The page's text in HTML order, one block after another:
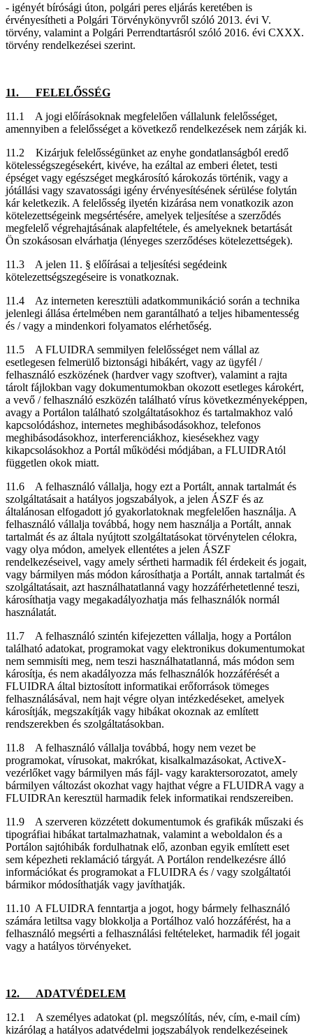
- igényét bírósági úton, polgári peres eljárás keretében is
érvényesítheti a Polgári Törvénykönyvről szóló 2013. évi V.
törvény, valamint a Polgári Perrendtartásról szóló 2016. évi CXXX.
törvény rendelkezései szerint.
11. FELELŐSSÉG
11.1 A jogi előírásoknak megfelelően vállalunk felelősséget,
amennyiben a felelősséget a következő rendelkezések nem zárják ki.
11.2 Kizárjuk felelősségünket az enyhe gondatlanságból eredő
kötelességszegésekért, kivéve, ha ezáltal az emberi életet, testi
épséget vagy egészséget megkárosító károkozás történik, vagy a
jótállási vagy szavatossági igény érvényesítésének sérülése folytán
kár keletkezik. A felelősség ilyetén kizárása nem vonatkozik azon
kötelezettségeink megsértésére, amelyek teljesítése a szerződés
megfelelő végrehajtásának alapfeltétele, és amelyeknek betartását
Ön szokásosan elvárhatja (lényeges szerződéses kötelezettségek).
11.3 A jelen 11. § előírásai a teljesítési segédeink
kötelezettségszegéseire is vonatkoznak.
11.4 Az interneten keresztüli adatkommunikáció során a technika
jelenlegi állása értelmében nem garantálható a teljes hibamentesség
és / vagy a mindenkori folyamatos elérhetőség.
11.5 A FLUIDRA semmilyen felelősséget nem vállal az
esetlegesen felmerülő biztonsági hibákért, vagy az ügyfél /
felhasználó eszközének (hardver vagy szoftver), valamint a rajta
tárolt fájlokban vagy dokumentumokban okozott esetleges károkért,
a vevő / felhasználó eszközén található vírus következményeképpen,
avagy a Portálon található szolgáltatásokhoz és tartalmakhoz való
kapcsolódáshoz, internetes meghibásodásokhoz, telefonos
meghibásodásokhoz, interferenciákhoz, kiesésekhez vagy
kikapcsolásokhoz a Portál működési módjában, a FLUIDRAtól
független okok miatt.
11.6 A felhasználó vállalja, hogy ezt a Portált, annak tartalmát és
szolgáltatásait a hatályos jogszabályok, a jelen ÁSZF és az
általánosan elfogadott jó gyakorlatoknak megfelelően használja. A
felhasználó vállalja továbbá, hogy nem használja a Portált, annak
tartalmát és az általa nyújtott szolgáltatásokat törvénytelen célokra,
vagy olya módon, amelyek ellentétes a jelen ÁSZF
rendelkezéseivel, vagy amely sértheti harmadik fél érdekeit és jogait,
vagy bármilyen más módon károsíthatja a Portált, annak tartalmát és
szolgáltatásait, azt használhatatlanná vagy hozzáférhetetlenné teszi,
károsíthatja vagy megakadályozhatja más felhasználók normál
használatát.
11.7 A felhasználó szintén kifejezetten vállalja, hogy a Portálon
található adatokat, programokat vagy elektronikus dokumentumokat
nem semmisíti meg, nem teszi használhatatlanná, más módon sem
károsítja, és nem akadályozza más felhasználók hozzáférését a
FLUIDRA által biztosított informatikai erőforrások tömeges
felhasználásával, nem hajt végre olyan intézkedéseket, amelyek
károsítják, megszakítják vagy hibákat okoznak az említett
rendszerekben és szolgáltatásokban.
11.8 A felhasználó vállalja továbbá, hogy nem vezet be
programokat, vírusokat, makrókat, kisalkalmazásokat, ActiveX-
vezérlőket vagy bármilyen más fájl- vagy karaktersorozatot, amely
bármilyen változást okozhat vagy hajthat végre a FLUIDRA vagy a
FLUIDRAn keresztül harmadik felek informatikai rendszereiben.
11.9 A szerveren közzétett dokumentumok és grafikák műszaki és
tipográfiai hibákat tartalmazhatnak, valamint a weboldalon és a
Portálon sajtóhibák fordulhatnak elő, azonban egyik említett eset
sem képezheti reklamáció tárgyát. A Portálon rendelkezésre álló
információkat és programokat a FLUIDRA és / vagy szolgáltatói
bármikor módosíthatják vagy javíthatják.
11.10 A FLUIDRA fenntartja a jogot, hogy bármely felhasználó
számára letiltsa vagy blokkolja a Portálhoz való hozzáférést, ha a
felhasználó megsérti a felhasználási feltételeket, harmadik fél jogait
vagy a hatályos törvényeket.
12. ADATVÉDELEM
12.1 A személyes adatokat (pl. megszólítás, név, cím, e-mail cím)
kizárólag a hatályos adatvédelmi jogszabályok rendelkezéseinek